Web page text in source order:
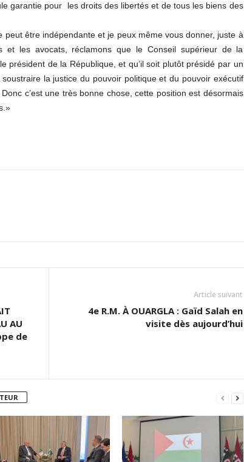
garantie pour les droits des libertés et de tous les biens des
peut être indépendante et je peux même vous donner, juste à
et les avocats, réclamons que le Conseil supérieur de la
président de la République, et qu’il soit plutôt présidé par un
la justice du pouvoir politique et du pouvoir exécutif
c’est une très bonne chose, cette position est désormais
AU
de
Article suivant
4e R.M. À OUARGLA : Gaïd Salah en
visite dès aujourd’hui